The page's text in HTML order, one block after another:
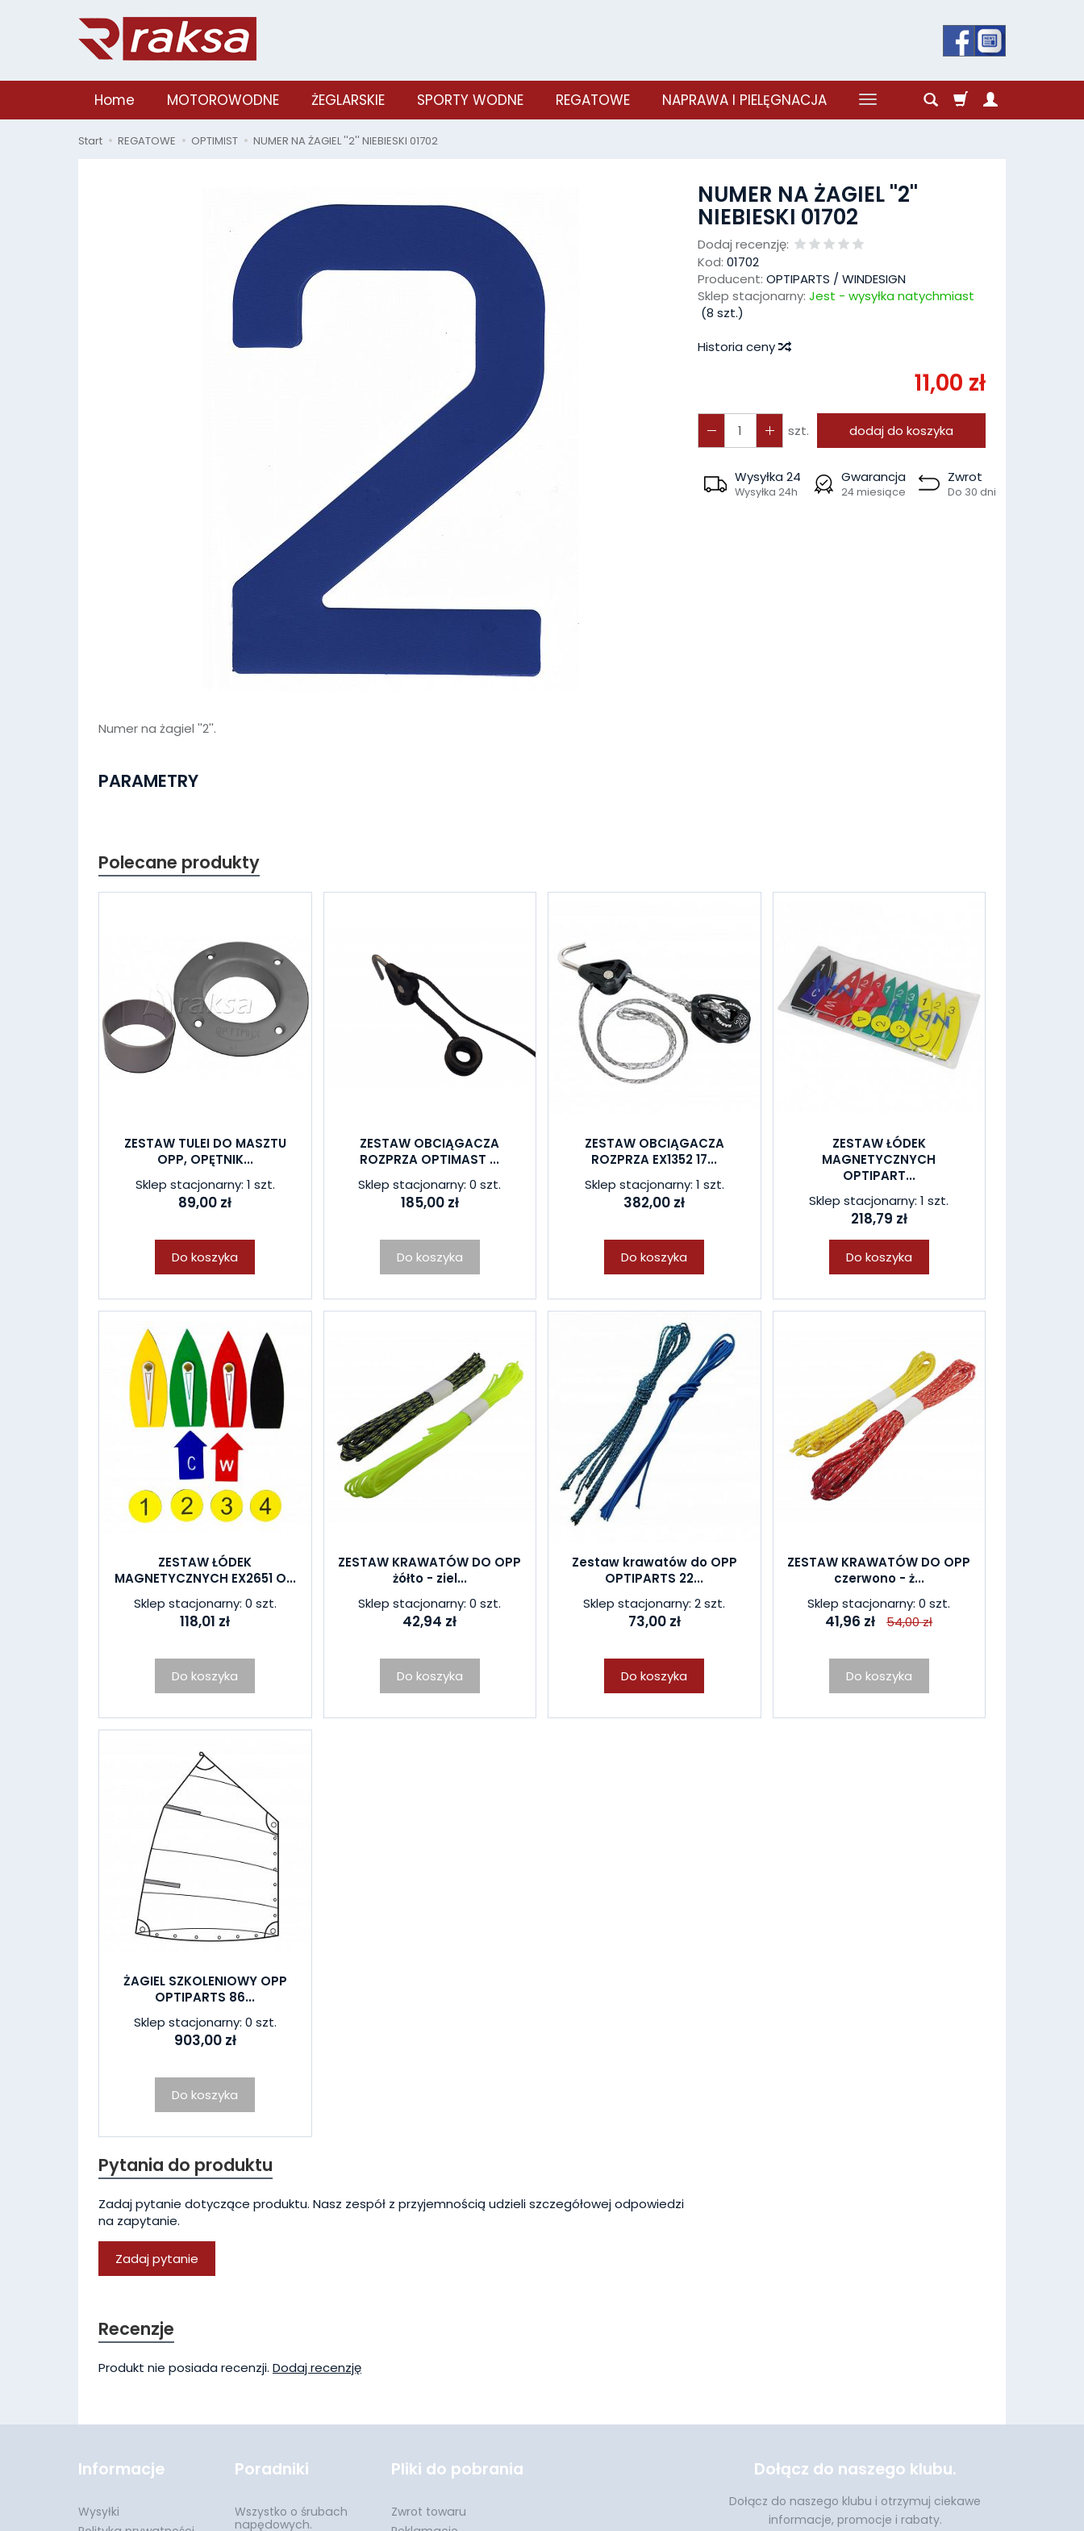
Home MOTOROWODNE ŻEGLARSKIE SPORTY WODNE REGATOWE NAPRAWA I PIELĘGNACJA
Start REGATOWE OPTIMIST NUMER NA ŻAGIEL ''2'' NIEBIESKI 01702
NUMER NA ŻAGIEL ''2''
NIEBIESKI 01702
Dodaj recenzję:
Kod: 01702
Producent: OPTIPARTS / WINDESIGN
Sklep stacjonarny: Jest - wysyłka natychmiast
(8 szt.)
Historia ceny
11,00 zł
szt. dodaj do koszyka
Wysyłka 24
Wysyłka 24h
Gwarancja
24 miesiące
Zwrot
Do 30 dni
Numer na żagiel ''2''.
PARAMETRY
Polecane produkty
ZESTAW TULEI DO MASZTU
OPP, OPĘTNIK...
Sklep stacjonarny: 1 szt.
89,00 zł
Do koszyka
ZESTAW OBCIĄGACZA
ROZPRZA OPTIMAST ...
Sklep stacjonarny: 0 szt.
185,00 zł
Do koszyka
ZESTAW OBCIĄGACZA
ROZPRZA EX1352 17...
Sklep stacjonarny: 1 szt.
382,00 zł
Do koszyka
ZESTAW ŁÓDEK
MAGNETYCZNYCH
OPTIPART...
Sklep stacjonarny: 1 szt.
218,79 zł
Do koszyka
ZESTAW ŁÓDEK
MAGNETYCZNYCH EX2651 O...
Sklep stacjonarny: 0 szt.
118,01 zł
Do koszyka
ZESTAW KRAWATÓW DO OPP
żółto - ziel...
Sklep stacjonarny: 0 szt.
42,94 zł
Do koszyka
Zestaw krawatów do OPP
OPTIPARTS 22...
Sklep stacjonarny: 2 szt.
73,00 zł
Do koszyka
ZESTAW KRAWATÓW DO OPP
czerwono - ż...
Sklep stacjonarny: 0 szt.
41,96 zł 54,00 zł
Do koszyka
ŻAGIEL SZKOLENIOWY OPP
OPTIPARTS 86...
Sklep stacjonarny: 0 szt.
903,00 zł
Do koszyka
Pytania do produktu
Zadaj pytanie dotyczące produktu. Nasz zespół z przyjemnością udzieli szczegółowej odpowiedzi
na zapytanie.
Zadaj pytanie
Recenzje
Produkt nie posiada recenzji. Dodaj recenzję
Informacje
Wysyłki
Poradniki
Wszystko o śrubach
napędowych.
Pliki do pobrania
Zwrot towaru
Dołącz do naszego klubu.
Dołącz do naszego klubu i otrzymuj ciekawe
informacje, promocje i rabaty.